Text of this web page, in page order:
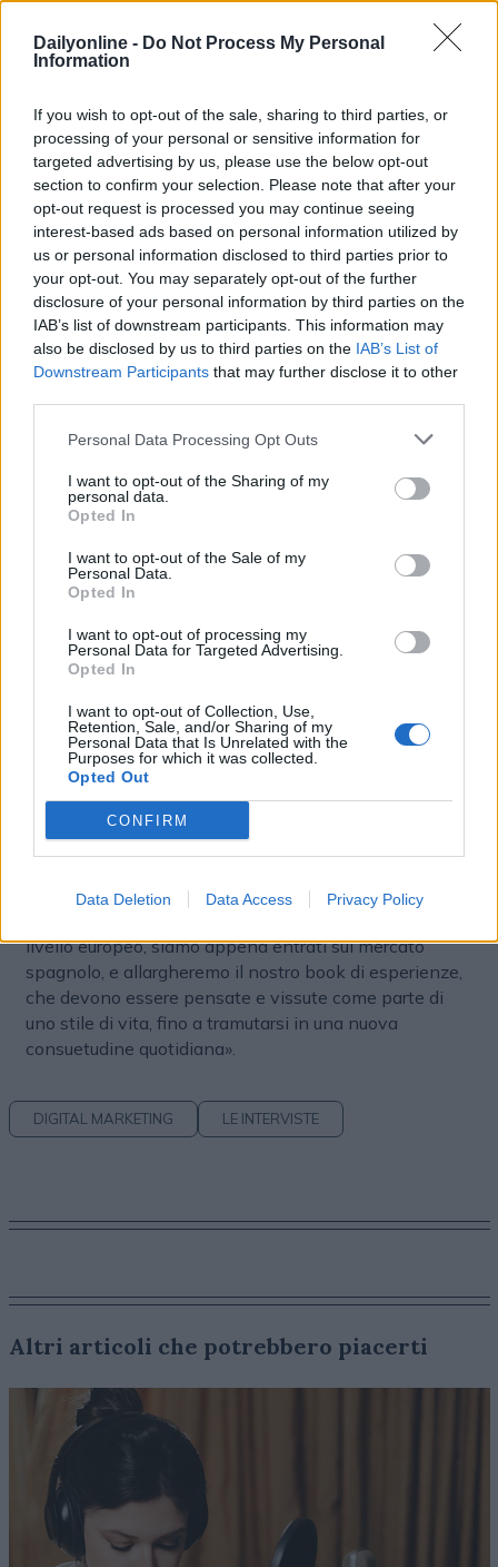
Dailyonline - Do Not Process My Personal
Information
If you wish to opt-out of the sale, sharing to third parties, or
processing of your personal or sensitive information for
targeted advertising by us, please use the below opt-out
section to confirm your selection. Please note that after your
opt-out request is processed you may continue seeing
interest-based ads based on personal information utilized by
us or personal information disclosed to third parties prior to
your opt-out. You may separately opt-out of the further
disclosure of your personal information by third parties on the
IAB’s list of downstream participants. This information may
also be disclosed by us to third parties on the IAB’s List of
Downstream Participants that may further disclose it to other
Personal Data Processing Opt Outs
I want to opt-out of the Sharing of my
personal data.
Opted In
I want to opt-out of the Sale of my
Personal Data.
Opted In
I want to opt-out of processing my
Personal Data for Targeted Advertising.
Opted In
I want to opt-out of Collection, Use,
Retention, Sale, and/or Sharing of my
Personal Data that Is Unrelated with the
Purposes for which it was collected.
Opted Out
CONFIRM
Data Deletion Data Access Privacy Policy
con cui collaboriamo citerei Levissima. In generale, ci
piace lavorare in ottica target e valoriale con brand a
Come comunica Freedome?
«Il 2025 ci ha visti protagonisti di grandi cambiamenti.
Nasciamo come marketplace concentrato sul
performance marketing. Ora abbiamo iniziato a
operare anche sul brand e abbiamo approntato un
nuovo posizionamento di marca; non avevamo un
territorio di comunicazione nostro e in Italia mancava
un brand giovane e fresco, che avesse il coraggio di
mettere in evidenza alternative. Nel riposizionamento,
contare anche su un rinnovato pay-off: ‘Vivi fuori dal
dalla città, prediligendo zone rurali che diano la
possibilità di svolgere attività all’aria aperta. E così, di
evoluto con una serie di attività offline, che vanno oltre
il performance marketing. Tra le attività non
una campagna outdoor, come accaduto a Milano, la
nostra prima in assoluto. Puntiamo a essere il brand
Quali saranno i vostri prossimi step e come vi
auspicate che possa evolvere il mercato?
«Sul mercato le nostre aspettative sono positive, lo
vediamo in forte crescita: si stima che sia destinato a
(e pensare che solo due anni fa, aveva la metà del
livello europeo, siamo appena entrati sul mercato
spagnolo, e allargheremo il nostro book di esperienze,
che devono essere pensate e vissute come parte di
uno stile di vita, fino a tramutarsi in una nuova
consuetudine quotidiana».
DIGITAL MARKETING LE INTERVISTE
Altri articoli che potrebbero piacerti